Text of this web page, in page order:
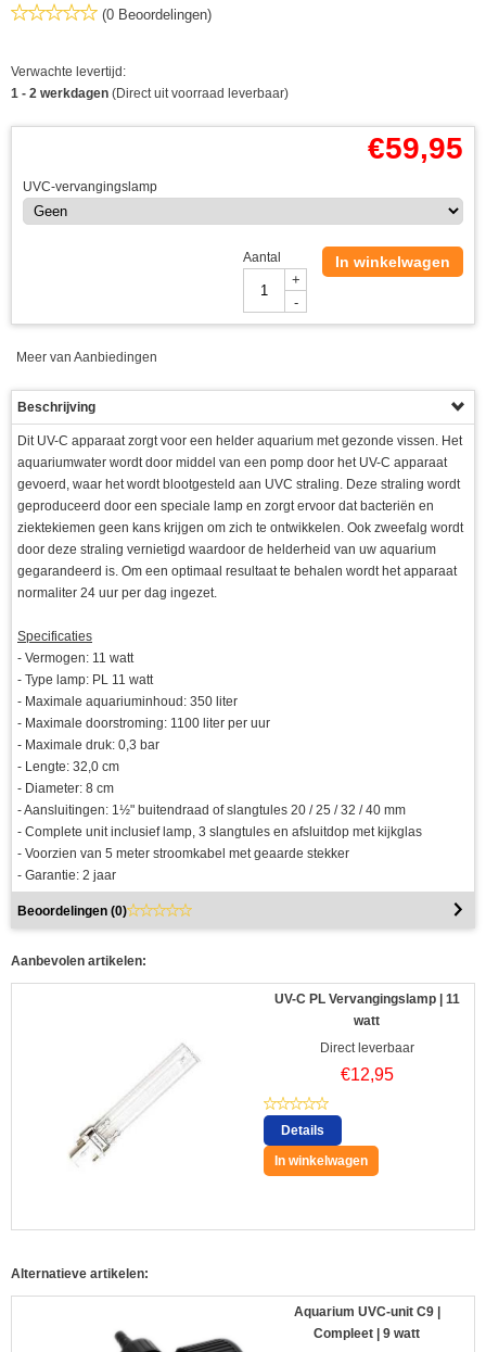
(0 Beoordelingen)
Verwachte levertijd:
1 - 2 werkdagen (Direct uit voorraad leverbaar)
€59,95
UVC-vervangingslamp
Aantal
+
-
In winkelwagen
Meer van Aanbiedingen
Beschrijving
Dit UV-C apparaat zorgt voor een helder aquarium met gezonde vissen. Het
aquariumwater wordt door middel van een pomp door het UV-C apparaat
gevoerd, waar het wordt blootgesteld aan UVC straling. Deze straling wordt
geproduceerd door een speciale lamp en zorgt ervoor dat bacteriën en
ziektekiemen geen kans krijgen om zich te ontwikkelen. Ook zweefalg wordt
door deze straling vernietigd waardoor de helderheid van uw aquarium
gegarandeerd is. Om een optimaal resultaat te behalen wordt het apparaat
normaliter 24 uur per dag ingezet.
Specificaties
- Vermogen: 11 watt
- Type lamp: PL 11 watt
- Maximale aquariuminhoud: 350 liter
- Maximale doorstroming: 1100 liter per uur
- Maximale druk: 0,3 bar
- Lengte: 32,0 cm
- Diameter: 8 cm
- Aansluitingen: 1½" buitendraad of slangtules 20 / 25 / 32 / 40 mm
- Complete unit inclusief lamp, 3 slangtules en afsluitdop met kijkglas
- Voorzien van 5 meter stroomkabel met geaarde stekker
- Garantie: 2 jaar
Beoordelingen (0)
Aanbevolen artikelen:
UV-C PL Vervangingslamp | 11
watt
Direct leverbaar
€12,95
Details
In winkelwagen
Alternatieve artikelen:
Aquarium UVC-unit C9 |
Compleet | 9 watt